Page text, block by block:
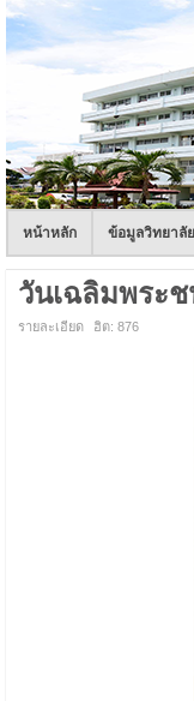
หน้าหลัก ข้อมูลวิทยาลัย
วันเฉลิมพระช
รายละเอียด ฮิต: 876